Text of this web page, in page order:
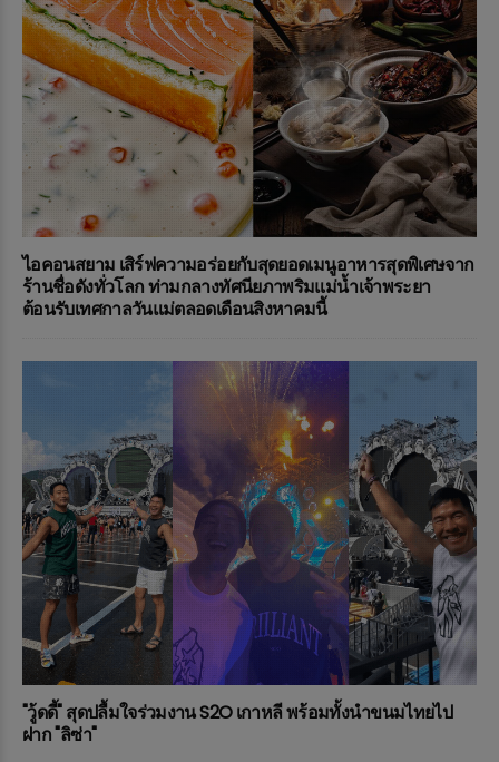
ไอคอนสยาม เสิร์ฟความอร่อยกับสุดยอดเมนูอาหารสุดพิเศษจาก
ร้านชื่อดังทั่วโลก ท่ามกลางทัศนียภาพริมแม่น้ำเจ้าพระยา
ต้อนรับเทศกาลวันแม่ตลอดเดือนสิงหาคมนี้
"วู้ดดี้" สุดปลื้มใจร่วมงาน S2O เกาหลี พร้อมทั้งนำขนมไทยไป
ฝาก "ลิซ่า"